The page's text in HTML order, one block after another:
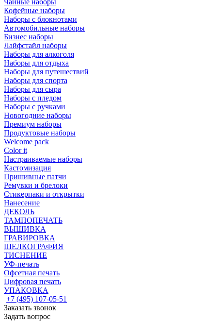
Чайные наборы
Кофейные наборы
Наборы с блокнотами
Автомобильные наборы
Бизнес наборы
Лайфстайл наборы
Наборы для алкоголя
Наборы для отдыха
Наборы для путешествий
Наборы для спорта
Наборы для сыра
Наборы с пледом
Наборы с ручками
Новогодние наборы
Премиум наборы
Продуктовые наборы
Welcome pack
Color it
Настраиваемые наборы
Кастомизация
Пришивные патчи
Ремувки и брелоки
Стикерпаки и открытки
Нанесение
ДЕКОЛЬ
ТАМПОПЕЧАТЬ
ВЫШИВКА
ГРАВИРОВКА
ШЕЛКОГРАФИЯ
ТИСНЕНИЕ
УФ-печать
Офсетная печать
Цифровая печать
УПАКОВКА
+7 (495) 107-05-51
Заказать звонок
Задать вопрос